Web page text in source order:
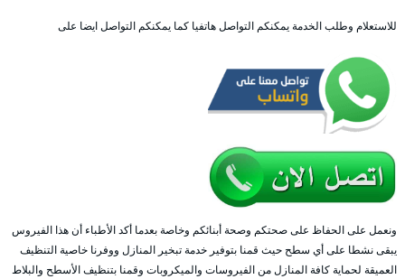
للاستعلام وطلب الخدمة يمكنكم التواصل هاتفيا كما يمكنكم التواصل ايضا على
ونعمل على الحفاظ على صحتكم وصحة أبنائكم وخاصة بعدما أكد الأطباء أن هذا الفيروس
يبقى نشطا على أي سطح حيث قمنا بتوفير خدمة تبخير المنازل ووفرنا خاصية التنظيف
العميقة لحماية كافة المنازل من الفيروسات والميكروبات وقمنا بتنظيف الأسطح والبلاط